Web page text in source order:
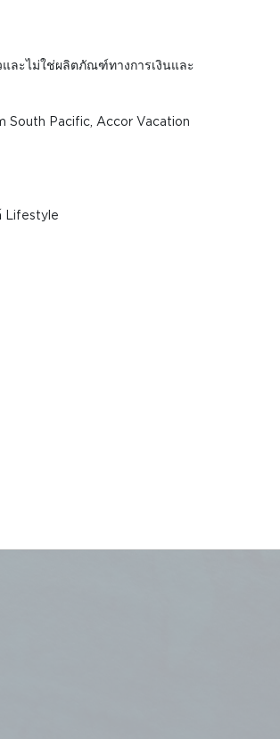
และไม่ใช่ผลิตภัณฑ์ทางการเงินและ
South Pacific, Accor Vacation
Lifestyle